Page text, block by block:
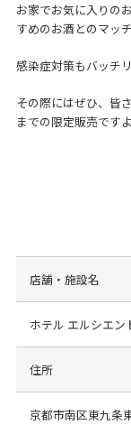
お家でお気に入りの
すめのお酒とのマッ
感染症対策もバッチ
その際にはぜひ、皆
までの限定販売です
店舗・施設名
ホテル エルシエン
住所
京都市南区東九条